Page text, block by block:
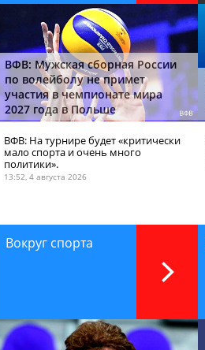
ВФВ: Мужская сборная России
по волейболу не примет
участия в чемпионате мира
2027 года в Польше
ВФВ: На турнире будет «критически
мало спорта и очень много
политики».
13:52, 4 августа 2026
Вокруг спорта